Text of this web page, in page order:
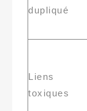
dupliqué
Liens
toxiques